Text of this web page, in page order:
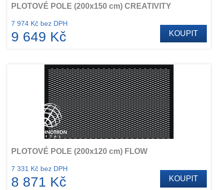
PLOTOVÉ POLE (200x150 cm) CREATIVITY
7 974 Kč bez DPH
9 649 Kč KOUPIT
PLOTOVÉ POLE (200x120 cm) FLOW
7 331 Kč bez DPH
8 871 Kč KOUPIT